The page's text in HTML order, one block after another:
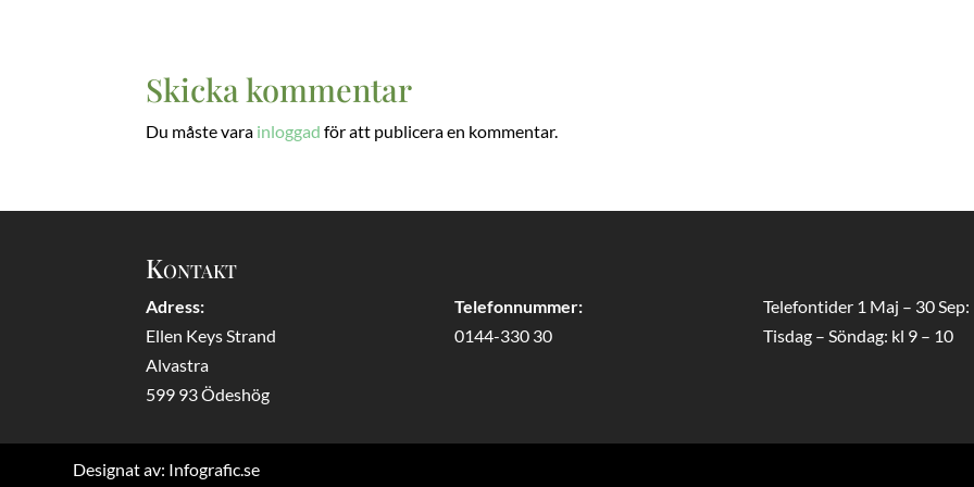
Skicka kommentar
Du måste vara inloggad för att publicera en kommentar.
Kontakt
Adress:
Ellen Keys Strand
Alvastra
599 93 Ödeshög
Telefonnummer:
0144-330 30
Telefontider 1 Maj – 30 Sep:
Tisdag – Söndag: kl 9 – 10
Designat av: Infografic.se